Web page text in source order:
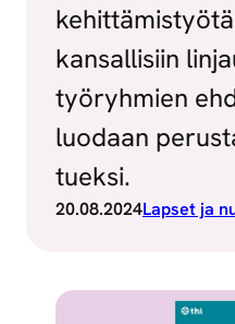
kansallisiin
työryhmien
luodaan
tueksi.
20.08.2024Lapset ja